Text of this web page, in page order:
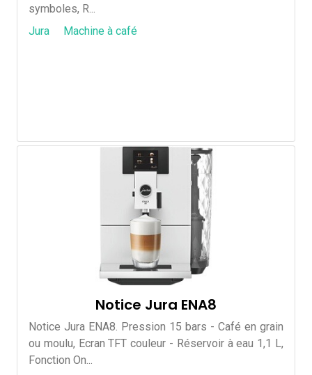
symboles, R...
Jura
Machine à café
Notice Jura ENA8
Notice Jura ENA8. Pression 15 bars - Café en grain
ou moulu, Ecran TFT couleur - Réservoir à eau 1,1 L,
Fonction On...